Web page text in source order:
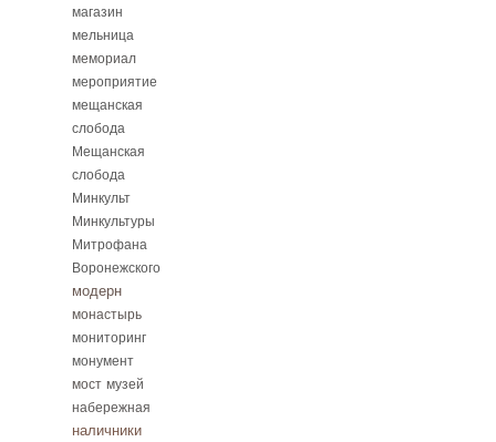
магазин
мельница
мемориал
мероприятие
мещанская
слобода
Мещанская
слобода
Минкульт
Минкультуры
Митрофана
Воронежского
модерн
монастырь
мониторинг
монумент
мост музей
набережная
наличники